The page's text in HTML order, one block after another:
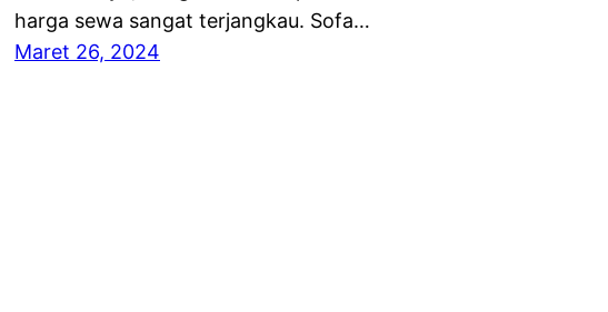
harga sewa sangat terjangkau. Sofa…
Maret 26, 2024